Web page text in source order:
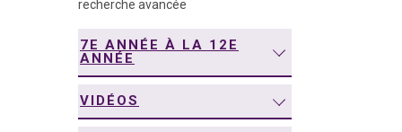
recherche avancée
7E ANNÉE À LA 12E
ANNÉE
VIDÉOS